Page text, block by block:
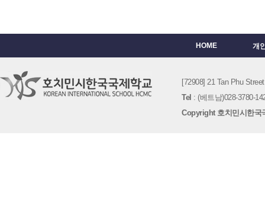
HOME 개
[72908] 21 Tan Phu
Tel : (베트남)028-3780-
Copyright 호치민시한국